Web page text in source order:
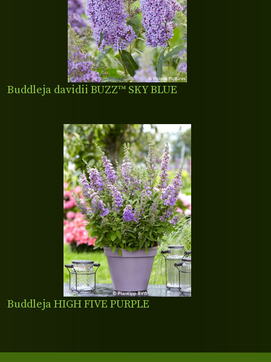
Buddleja davidii BUZZ™ SKY BLUE
Buddleja HIGH FIVE PURPLE